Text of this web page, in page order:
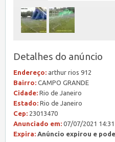
Detalhes do anúncio
Endereço: arthur rios 912
Bairro: CAMPO GRANDE
Cidade: Rio de Janeiro
Estado: Rio de Janeiro
Cep: 23013470
Anunciado em: 07/07/2021 14:31
Expira: Anúncio expirou e